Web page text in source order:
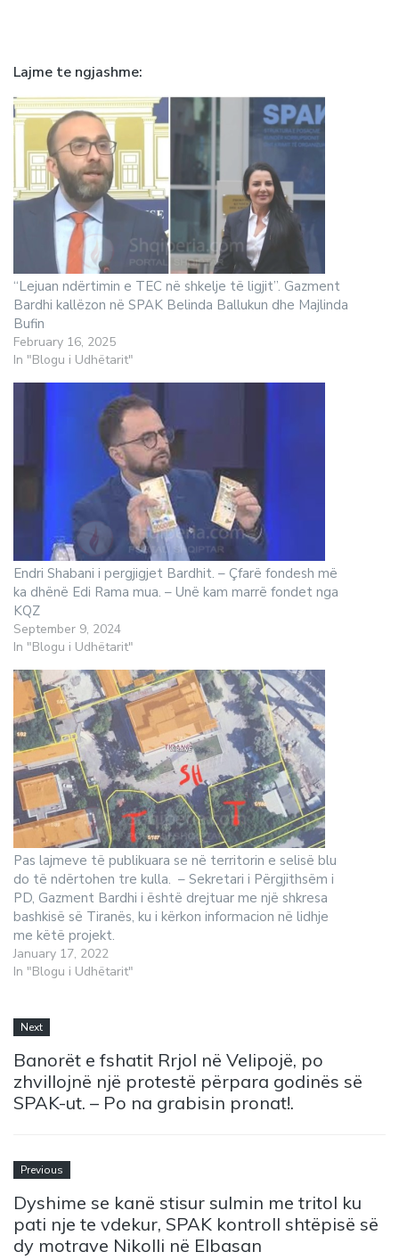
Lajme te ngjashme
“Lejuan ndërtimin e TEC në shkelje të ligjit”. Gazment
Bardhi kallëzon në SPAK Belinda Ballukun dhe Majlinda
Bufin
February 16, 2025
In "Blogu i Udhëtarit"
Endri Shabani i pergjigjet Bardhit. – Çfarë fondesh më
ka dhënë Edi Rama mua. – Unë kam marrë fondet nga
KQZ
September 9, 2024
In "Blogu i Udhëtarit"
Pas lajmeve të publikuara se në territorin e selisë blu
do të ndërtohen tre kulla. – Sekretari i Përgjithsëm i
PD, Gazment Bardhi i është drejtuar me një shkresa
bashkisë së Tiranës, ku i kërkon informacion në lidhje
me këtë projekt.
January 17, 2022
In "Blogu i Udhëtarit"
Next
Banorët e fshatit Rrjol në Velipojë, po
zhvillojnë një protestë përpara godinës së
SPAK-ut. – Po na grabisin pronat!.
Previous
Dyshime se kanë stisur sulmin me tritol ku
pati nje te vdekur, SPAK kontroll shtëpisë së
dy motrave Nikolli në Elbasan